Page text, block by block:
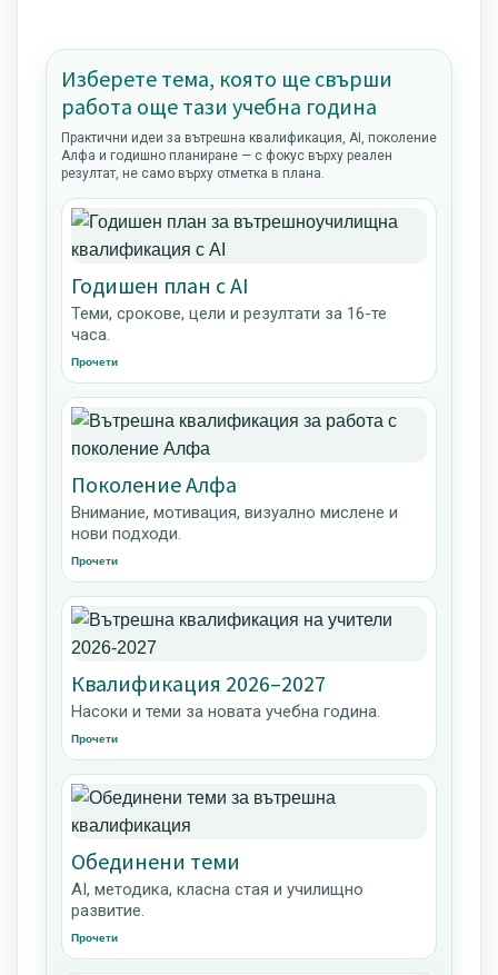
Изберете тема, която ще свърши
работа още тази учебна година
Практични идеи за вътрешна квалификация, AI, поколение
Алфа и годишно планиране — с фокус върху реален
резултат, не само върху отметка в плана.
Годишен план с AI
Теми, срокове, цели и резултати за 16-те
часа.
Прочети
Поколение Алфа
Внимание, мотивация, визуално мислене и
нови подходи.
Прочети
Квалификация 2026–2027
Насоки и теми за новата учебна година.
Прочети
Обединени теми
AI, методика, класна стая и училищно
развитие.
Прочети